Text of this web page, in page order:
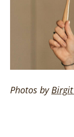
Photos byBirgit